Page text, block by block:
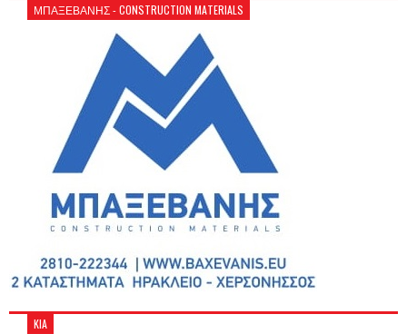
ΜΠΑΞΕΒΑΝΗΣ - CONSTRUCTION MATERIALS
KIA